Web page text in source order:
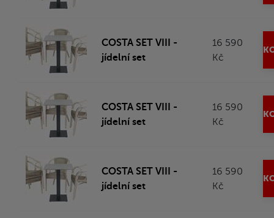
COSTA SET VIII -
jídelní set
16 590
Kč
COSTA SET VIII -
jídelní set
16 590
Kč
COSTA SET VIII -
jídelní set
16 590
Kč